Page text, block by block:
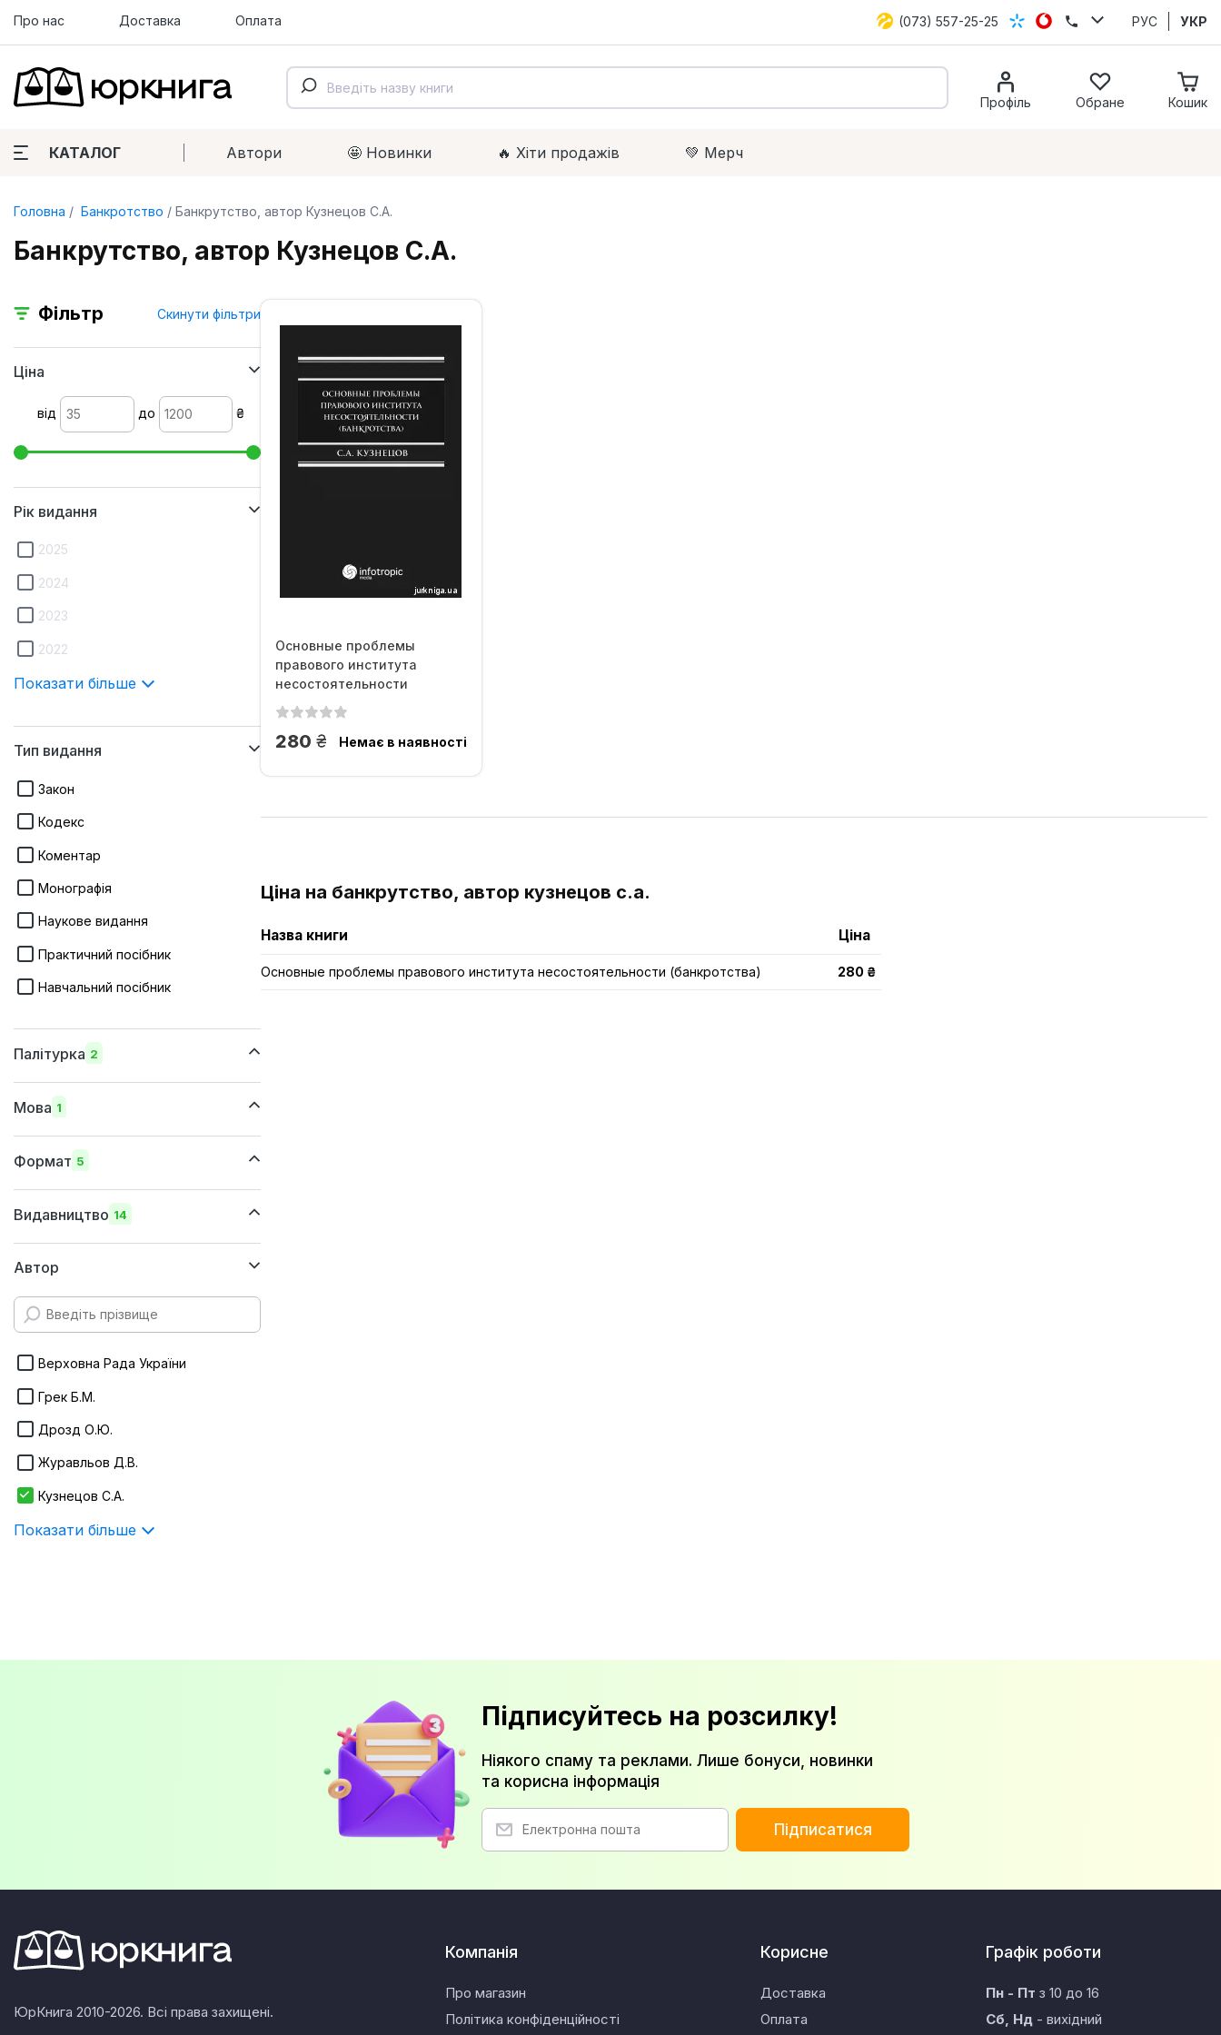
Про нас Доставка Оплата (073) 557-25-25 РУС УКР
Профіль Обране Кошик
КАТАЛОГ Автори 🤩 Новинки 🔥 Xіти продажів 💚 Мерч
Головна Банкротство Банкрутство, автор Кузнецов С.А.
Банкрутство, автор Кузнецов С.А.
Фільтр Скинути фільтри
Ціна
від до ₴
Рік видання
2025
2024
2023
2022
Показати більше
Тип видання
Закон
Кодекс
Коментар
Монографія
Наукове видання
Практичний посібник
Навчальний посібник
Палітурка 2
м'яка
Мова 1
українська
Формат 5
205x290 мм
170х215 мм
145х215 мм
145х200 мм
Видавництво 14
Infotropic Media
Автор
Верховна Рада України
Грек Б.М.
Дрозд О.Ю.
Журавльов Д.В.
Кузнецов С.А.
Показати більше
Основные проблемы
правового института
несостоятельности
(банкротства)
280 грн.Немає в наявності
Ціна на банкрутство, автор кузнецов с.а.
Назва книги Ціна
Основные проблемы правового института несостоятельности (банкротства) 280 ₴
Підписуйтесь на розсилку!
Ніякого спаму та реклами. Лише бонуси, новинки
та корисна інформація
Підписатися
ЮрКнига 2010-2026. Всі права захищені.
Компанія
Про магазин
Політика конфіденційності
Корисне
Доставка
Оплата
Графік роботи
Пн - Пт з 10 до 16
Сб, Нд- вихідний